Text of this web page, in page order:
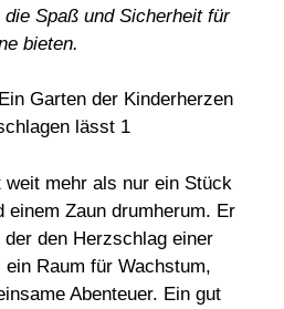
Spaß und Sicherheit für
bieten.
weit mehr als nur ein Stück
einem Zaun drumherum. Er
den Herzschlag einer
Raum für Wachstum,
Abenteuer. Ein gut